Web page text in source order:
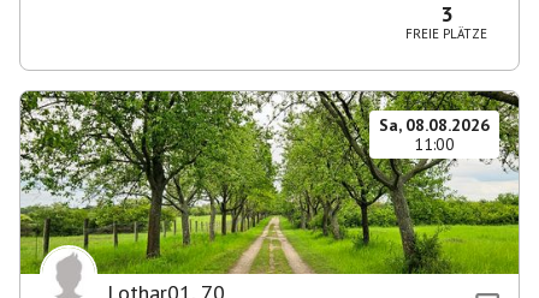
3
FREIE PLÄTZE
Sa, 08.08.2026
11:00